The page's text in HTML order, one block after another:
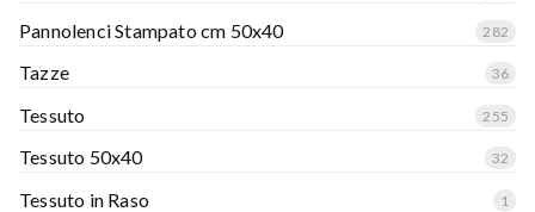
Pannolenci Stampato cm 50x40 282
Tazze 36
Tessuto 255
Tessuto 50x40 32
Tessuto in Raso 1